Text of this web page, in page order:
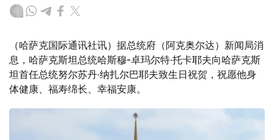
（哈萨克国际通讯社讯）据总统府（阿克奥尔达）新闻局消
息，哈萨克斯坦总统哈斯穆-卓玛尔特·托卡耶夫向哈萨克斯
坦首任总统努尔苏丹·纳扎尔巴耶夫致生日祝贺，祝愿他身
体健康、福寿绵长、幸福安康。